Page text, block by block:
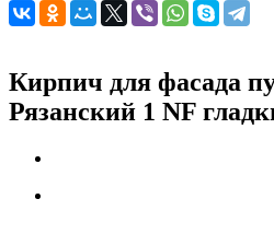
Кирпич для фасада
Рязанский 1 NF